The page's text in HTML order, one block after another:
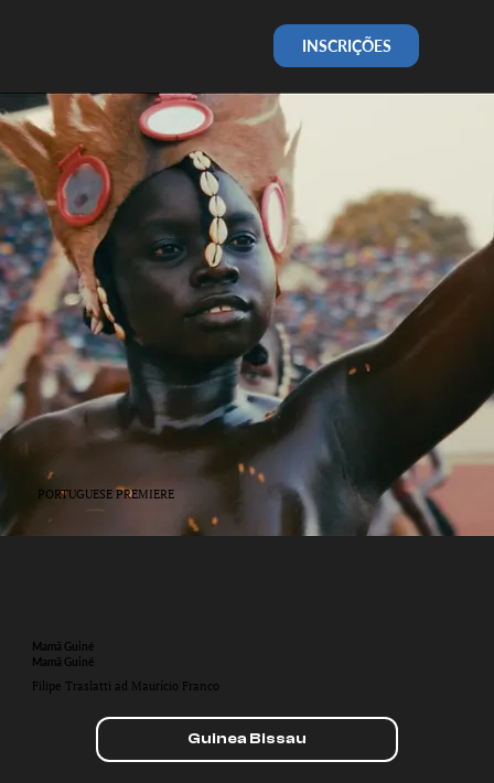
INSCRIÇÕES
Mamã Guiné
Mamã Guiné
Filipe Traslatti ad Maurício Franco
Guinea Bissau
PORTUGUESE PREMIERE